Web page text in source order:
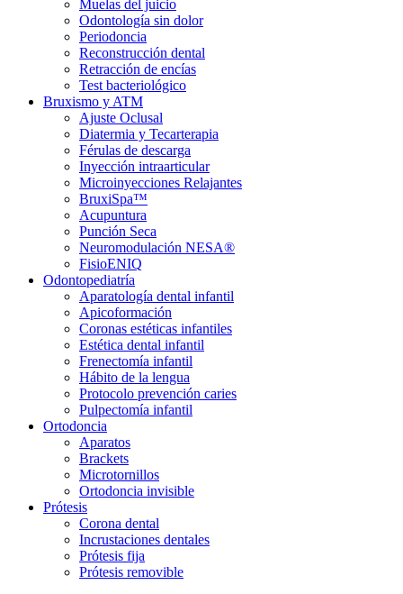
Muelas del juicio
Odontología sin dolor
Periodoncia
Reconstrucción dental
Retracción de encías
Test bacteriológico
Bruxismo y ATM
Ajuste Oclusal
Diatermia y Tecarterapia
Férulas de descarga
Inyección intraarticular
Microinyecciones Relajantes
BruxiSpa™
Acupuntura
Punción Seca
Neuromodulación NESA®
FisioENIQ
Odontopediatría
Aparatología dental infantil
Apicoformación
Coronas estéticas infantiles
Estética dental infantil
Frenectomía infantil
Hábito de la lengua
Protocolo prevención caries
Pulpectomía infantil
Ortodoncia
Aparatos
Brackets
Microtornillos
Ortodoncia invisible
Prótesis
Corona dental
Incrustaciones dentales
Prótesis fija
Prótesis removible